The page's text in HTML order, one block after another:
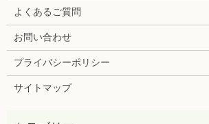
よくあるご質問
お問い合わせ
プライバシーポリシー
サイトマップ